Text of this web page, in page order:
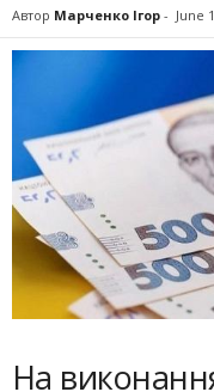
Автор Марченко Ігор - June
На